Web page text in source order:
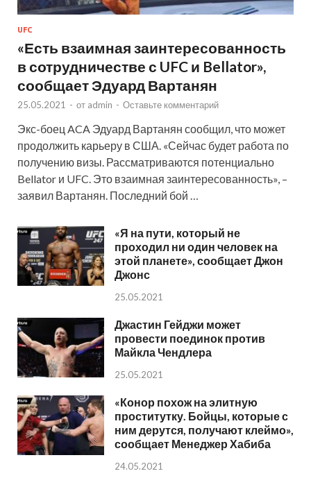
UFC
«Есть взаимная заинтересованность
в сотрудничестве с UFC и Bellator»,
сообщает Эдуард Вартанян
25.05.2021 - от admin - Оставьте комментарий
Экс-боец ACA Эдуард Вартанян сообщил, что может
продолжить карьеру в США. «Сейчас будет работа по
получению визы. Рассматриваются потенциально
Bellator и UFC. Это взаимная заинтересованность», –
заявил Вартанян. Последний бой …
«Я на пути, который не
проходил ни один человек на
этой планете», сообщает Джон
Джонс
25.05.2021
Джастин Гейджи может
провести поединок против
Майкла Чендлера
25.05.2021
«Конор похож на элитную
проститутку. Бойцы, которые с
ним дерутся, получают клеймо»,
сообщает Менеджер Хабиба
24.05.2021